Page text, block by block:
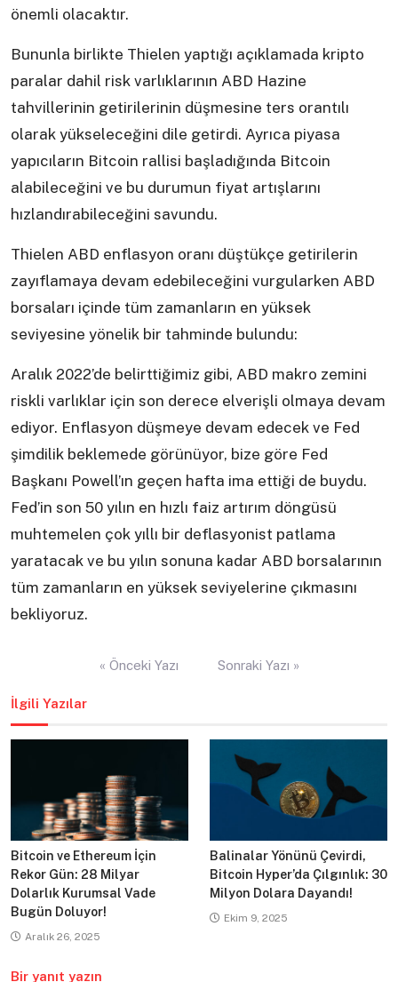
önemli olacaktır.
Bununla birlikte Thielen yaptığı açıklamada kripto
paralar dahil risk varlıklarının ABD Hazine
tahvillerinin getirilerinin düşmesine ters orantılı
olarak yükseleceğini dile getirdi. Ayrıca piyasa
yapıcıların Bitcoin rallisi başladığında Bitcoin
alabileceğini ve bu durumun fiyat artışlarını
hızlandırabileceğini savundu.
Thielen ABD enflasyon oranı düştükçe getirilerin
zayıflamaya devam edebileceğini vurgularken ABD
borsaları içinde tüm zamanların en yüksek
seviyesine yönelik bir tahminde bulundu:
Aralık 2022’de belirttiğimiz gibi, ABD makro zemini
riskli varlıklar için son derece elverişli olmaya devam
ediyor. Enflasyon düşmeye devam edecek ve Fed
şimdilik beklemede görünüyor, bize göre Fed
Başkanı Powell’ın geçen hafta ima ettiği de buydu.
Fed’in son 50 yılın en hızlı faiz artırım döngüsü
muhtemelen çok yıllı bir deflasyonist patlama
yaratacak ve bu yılın sonuna kadar ABD borsalarının
tüm zamanların en yüksek seviyelerine çıkmasını
bekliyoruz.
« Önceki Yazı Sonraki Yazı »
İlgili Yazılar
Bitcoin ve Ethereum İçin
Rekor Gün: 28 Milyar
Dolarlık Kurumsal Vade
Bugün Doluyor!
Aralık 26, 2025
Balinalar Yönünü Çevirdi,
Bitcoin Hyper’da Çılgınlık: 30
Milyon Dolara Dayandı!
Ekim 9, 2025
Bir yanıt yazın